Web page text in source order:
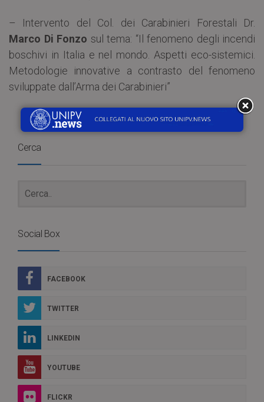
– Intervento del Col. dei Carabinieri Forestali Dr.
Marco Di Fonzo sul tema: “Il fenomeno degli incendi
boschivi in Italia e nel mondo. Aspetti eco-sistemici.
Metodologie innovative a contrasto del fenomeno
sviluppate dall’Arma dei Carabinieri”
Cerca
Social Box
FACEBOOK
TWITTER
LINKEDIN
YOUTUBE
FLICKR